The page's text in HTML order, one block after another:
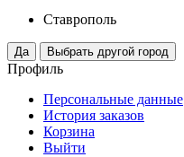
Ставрополь
Профиль
Персональные данные
История заказов
Корзина
Выйти